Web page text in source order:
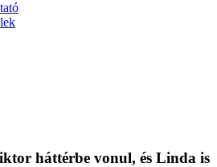
háttérbe vonul, és Linda is